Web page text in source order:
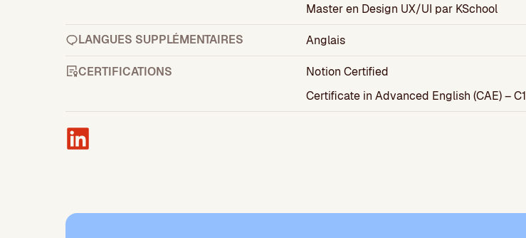
Master en Design UX/UI par KSchool
LANGUES SUPPLÉMENTAIRES Anglais
CERTIFICATIONS
Notion Certified
Certificate in Advanced English (CAE) – C1